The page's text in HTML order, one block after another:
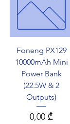
Foneng PX129
10000mAh Mini
Power Bank
(22.5W & 2
Outputs)
Price
0,00 ₾